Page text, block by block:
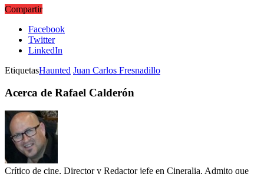
Compartir
Facebook
Twitter
LinkedIn
EtiquetasHaunted Juan Carlos Fresnadillo
Acerca de Rafael Calderón
Crítico de cine, Director y Redactor jefe en Cineralia. Admito que